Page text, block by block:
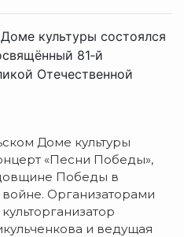
культуры состоялся
81‑й
Отечественной
Доме культуры
«Песни Победы»,
Победы в
Организаторами
и ведущая